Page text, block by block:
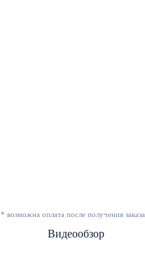
* возможна оплата после получения заказа
Видеообзор